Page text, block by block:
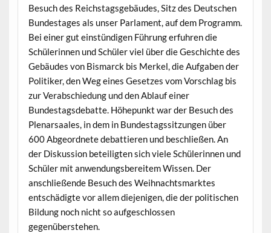
Besuch des Reichstagsgebäudes, Sitz des Deutschen
Bundestages als unser Parlament, auf dem Programm.
Bei einer gut einstündigen Führung erfuhren die
Schülerinnen und Schüler viel über die Geschichte des
Gebäudes von Bismarck bis Merkel, die Aufgaben der
Politiker, den Weg eines Gesetzes vom Vorschlag bis
zur Verabschiedung und den Ablauf einer
Bundestagsdebatte. Höhepunkt war der Besuch des
Plenarsaales, in dem in Bundestagssitzungen über
600 Abgeordnete debattieren und beschließen. An
der Diskussion beteiligten sich viele Schülerinnen und
Schüler mit anwendungsbereitem Wissen. Der
anschließende Besuch des Weihnachtsmarktes
entschädigte vor allem diejenigen, die der politischen
Bildung noch nicht so aufgeschlossen
gegenüberstehen.